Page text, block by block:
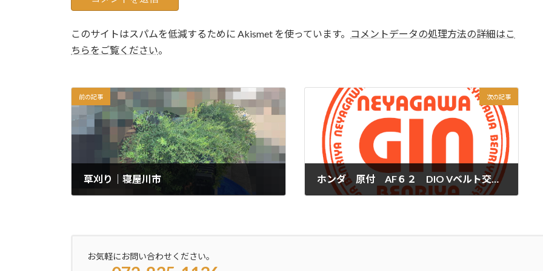
このサイトはスパムを低減するために Akismet を使っています。
コメントデータの処理方法の詳細はこ
ちらをご覧ください。
前の記事
草刈り｜寝屋川市
次の記事
ホンダ 原付 AF６２ DIO Vベルト交換｜便利屋銀さん
お気軽にお問い合わせください。